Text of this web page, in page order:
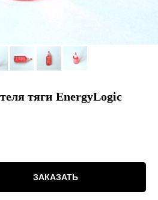
тяги EnergyLogic
ЗАКАЗАТЬ